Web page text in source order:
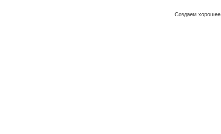
Создаем